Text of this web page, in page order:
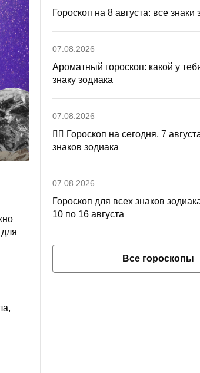
Гороскоп на 8 августа: все знаки
07.08.2026
Ароматный гороскоп: какой у
знаку зодиака
07.08.2026
🧙‍♀ Гороскоп на сегодня, 7
знаков зодиака
07.08.2026
Гороскоп для всех знаков
10 по 16 августа
Все гороскопы